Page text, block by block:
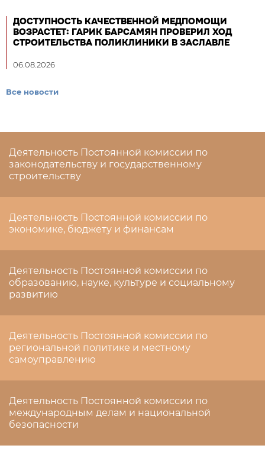
ДОСТУПНОСТЬ КАЧЕСТВЕННОЙ МЕДПОМОЩИ
ВОЗРАСТЕТ: ГАРИК БАРСАМЯН ПРОВЕРИЛ ХОД
СТРОИТЕЛЬСТВА ПОЛИКЛИНИКИ В ЗАСЛАВЛЕ
06.08.2026
Все новости
Деятельность Постоянной комиссии по
законодательству и государственному
строительству
Деятельность Постоянной комиссии по
экономике, бюджету и финансам
Деятельность Постоянной комиссии по
образованию, науке, культуре и социальному
развитию
Деятельность Постоянной комиссии по
региональной политике и местному
самоуправлению
Деятельность Постоянной комиссии по
международным делам и национальной
безопасности